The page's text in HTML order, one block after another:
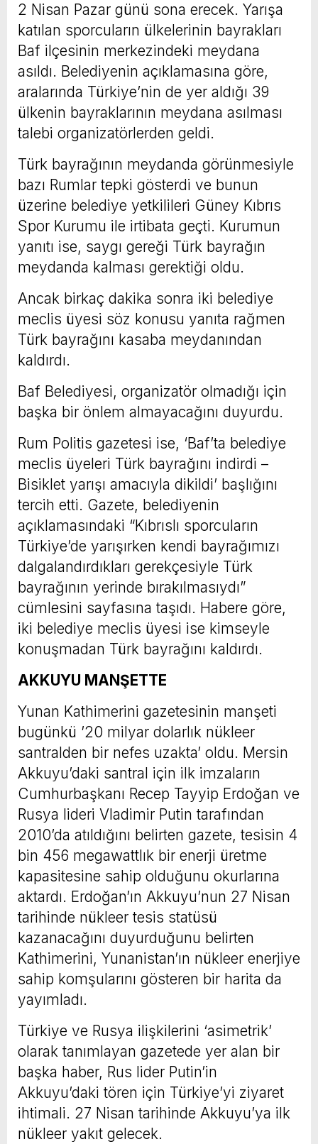
2 Nisan Pazar günü sona erecek. Yarışa
katılan sporcuların ülkelerinin bayrakları
Baf ilçesinin merkezindeki meydana
asıldı. Belediyenin açıklamasına göre,
aralarında Türkiye’nin de yer aldığı 39
ülkenin bayraklarının meydana asılması
talebi organizatörlerden geldi.
Türk bayrağının meydanda görünmesiyle
bazı Rumlar tepki gösterdi ve bunun
üzerine belediye yetkilileri Güney Kıbrıs
Spor Kurumu ile irtibata geçti. Kurumun
yanıtı ise, saygı gereği Türk bayrağın
meydanda kalması gerektiği oldu.
Ancak birkaç dakika sonra iki belediye
meclis üyesi söz konusu yanıta rağmen
Türk bayrağını kasaba meydanından
kaldırdı.
Baf Belediyesi, organizatör olmadığı için
başka bir önlem almayacağını duyurdu.
Rum Politis gazetesi ise, ‘Baf’ta belediye
meclis üyeleri Türk bayrağını indirdi –
Bisiklet yarışı amacıyla dikildi’ başlığını
tercih etti. Gazete, belediyenin
açıklamasındaki “Kıbrıslı sporcuların
Türkiye’de yarışırken kendi bayrağımızı
dalgalandırdıkları gerekçesiyle Türk
bayrağının yerinde bırakılmasıydı”
cümlesini sayfasına taşıdı. Habere göre,
iki belediye meclis üyesi ise kimseyle
konuşmadan Türk bayrağını kaldırdı.
AKKUYU MANŞETTE
Yunan Kathimerini gazetesinin manşeti
bugünkü ’20 milyar dolarlık nükleer
santralden bir nefes uzakta’ oldu. Mersin
Akkuyu’daki santral için ilk imzaların
Cumhurbaşkanı Recep Tayyip Erdoğan ve
Rusya lideri Vladimir Putin tarafından
2010’da atıldığını belirten gazete, tesisin 4
bin 456 megawattlık bir enerji üretme
kapasitesine sahip olduğunu okurlarına
aktardı. Erdoğan’ın Akkuyu’nun 27 Nisan
tarihinde nükleer tesis statüsü
kazanacağını duyurduğunu belirten
Kathimerini, Yunanistan’ın nükleer enerjiye
sahip komşularını gösteren bir harita da
yayımladı.
Türkiye ve Rusya ilişkilerini ‘asimetrik’
olarak tanımlayan gazetede yer alan bir
başka haber, Rus lider Putin’in
Akkuyu’daki tören için Türkiye’yi ziyaret
ihtimali. 27 Nisan tarihinde Akkuyu’ya ilk
nükleer yakıt gelecek.